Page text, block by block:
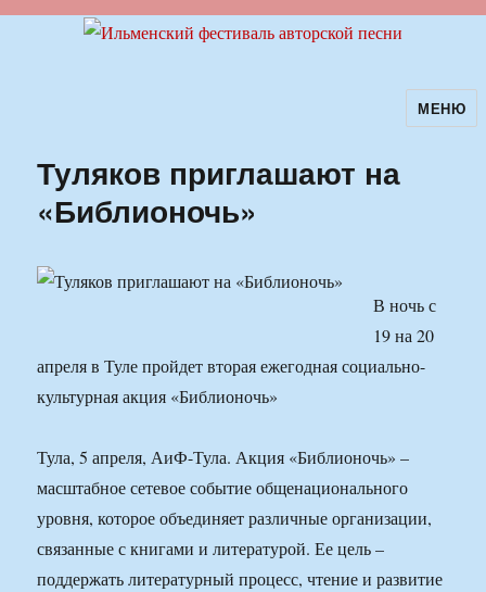
Ильменский фестиваль авторскойМЕНЮ
Туляков приглашают на
«Библионочь»
В ночь с
19 на 20
апреля в Туле пройдет вторая ежегодная социально-
культурная акция «Библионочь»
Тула, 5 апреля, АиФ-Тула. Акция «Библионочь» –
масштабное сетевое событие общенационального
уровня, которое объединяет различные организации,
связанные с книгами и литературой. Ее цель –
поддержать литературный процесс, чтение и развитие